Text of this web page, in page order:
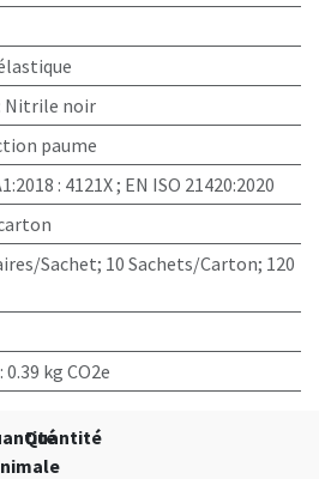
Nitrile noir
paume
: 4121X ; EN ISO 21420:2020
Sachet; 10 Sachets/Carton; 120
: 0.39 kg CO2e
Quantité